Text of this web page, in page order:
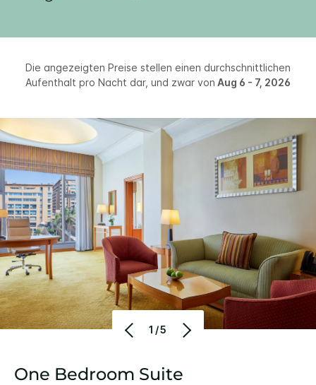
Die angezeigten Preise stellen einen durchschnittlichen
Aufenthalt pro Nacht dar, und zwar von Aug 6 - 7, 2026
1/5
One Bedroom Suite